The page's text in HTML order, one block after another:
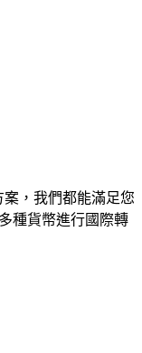
，我們都能滿足您
種貨幣進行國際轉